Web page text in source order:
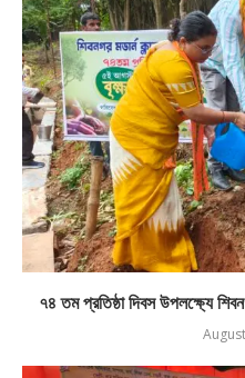
৭৪ তম প্রতিষ্ঠা দিবস উপলক্ষ্যে